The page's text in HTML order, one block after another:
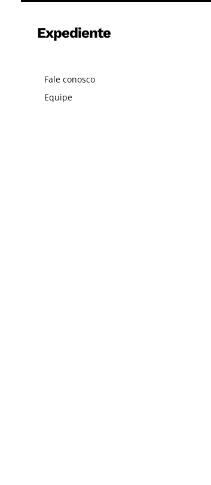
Expediente
Fale conosco
Equipe